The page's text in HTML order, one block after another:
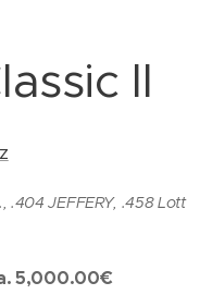
II
.404 JEFFERY, .458 Lott
5,000.00€